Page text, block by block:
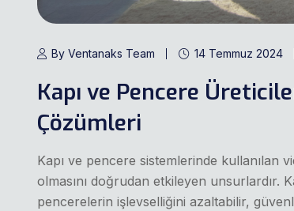
By Ventanaks Team 14 Temmuz 2024
Kapı ve Pencere
Çözümleri
Kapı ve pencere sistemlerinde
olmasını doğrudan etkileyen unsurlardır.
pencerelerin işlevselliğini azaltabilir,